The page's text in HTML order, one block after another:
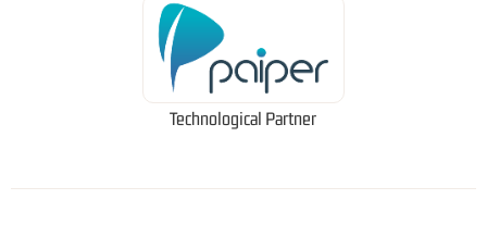
Technological Partner